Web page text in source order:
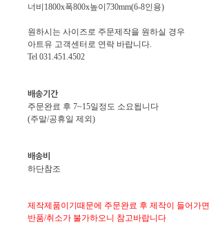
너비1800x폭800x높이730mm(6-8인용)
원하시는 사이즈로 주문제작을 원하실 경우
아트유 고객센터로 연락 바랍니다.
Tel 031.451.4502
배송기간
주문완료 후 7~15일정도 소요됩니다
(주말/공휴일 제외)
배송비
하단참조
제작제품이기때문에 주문완료 후 제작이 들어가면
반품/취소가 불가하오니 참고바랍니다